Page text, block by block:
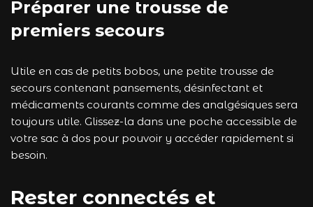
Préparer une trousse de
premiers secours
Utile en cas de petits bobos, une petite trousse de
secours contenant pansements, désinfectant et
médicaments courants comme des analgésiques sera
toujours utile. Glissez-la dans une poche accessible de
votre sac à dos pour pouvoir y accéder rapidement si
besoin.
Rester connectés et